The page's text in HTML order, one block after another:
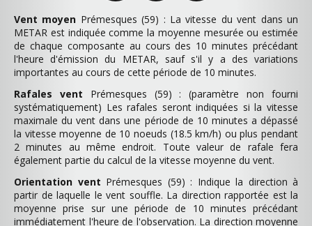
Vent moyen Prémesques (59) : La vitesse du vent dans un
METAR est indiquée comme la moyenne mesurée ou estimée
de chaque composante au cours des 10 minutes précédant
l'heure d'émission du METAR, sauf s'il y a des variations
importantes au cours de cette période de 10 minutes.
Rafales vent Prémesques (59) : (paramètre non fourni
systématiquement) Les rafales seront indiquées si la vitesse
maximale du vent dans une période de 10 minutes a dépassé
la vitesse moyenne de 10 noeuds (18.5 km/h) ou plus pendant
2 minutes au même endroit. Toute valeur de rafale fera
également partie du calcul de la vitesse moyenne du vent.
Orientation vent Prémesques (59) : Indique la direction à
partir de laquelle le vent souffle. La direction rapportée est la
moyenne prise sur une période de 10 minutes précédant
immédiatement l'heure de l'observation. La direction moyenne